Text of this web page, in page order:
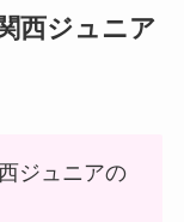
西ジュニア
ジュニアの